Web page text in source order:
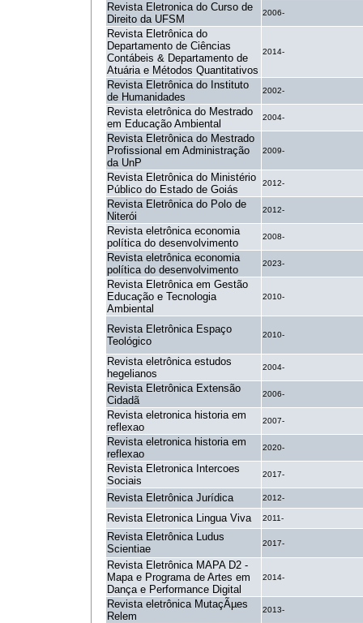
Revista Eletronica do Curso de
Direito da UFSM
2006-
Revista Eletrônica do
Departamento de Ciências
Contábeis & Departamento de
Atuária e Métodos Quantitativos
2014-
Revista Eletrônica do Instituto
de Humanidades
2002-
Revista eletrônica do Mestrado
em Educação Ambiental
2004-
Revista Eletrônica do Mestrado
Profissional em Administração
da UnP
2009-
Revista Eletrônica do Ministério
Público do Estado de Goiás
2012-
Revista Eletrônica do Polo de
Niterói
2012-
Revista eletrônica economia
política do desenvolvimento
2008-
Revista eletrônica economia
política do desenvolvimento
2023-
Revista Eletrônica em Gestão
Educação e Tecnologia
Ambiental
2010-
Revista Eletrônica Espaço
Teológico
2010-
Revista eletrônica estudos
hegelianos
2004-
Revista Eletrônica Extensão
Cidadã
2006-
Revista eletronica historia em
reflexao
2007-
Revista eletronica historia em
reflexao
2020-
Revista Eletronica Intercoes
Sociais
2017-
Revista Eletrônica Jurídica 2012-
Revista Eletronica Lingua Viva 2011-
Revista Eletrônica Ludus
Scientiae
2017-
Revista Eletrônica MAPA D2 -
Mapa e Programa de Artes em
Dança e Performance Digital
2014-
Revista eletrônica MutaçÃµes
Relem
2013-